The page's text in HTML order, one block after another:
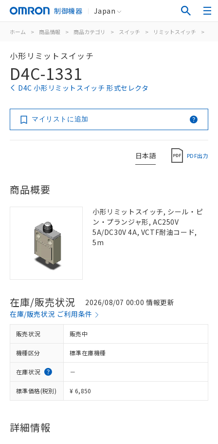
制御機器 Japan
ホーム > 商品情報 > 商品カテゴリ > スイッチ > リミットスイッチ >
小形リミットスイッチ
D4C-1331
D4C 小形リミットスイッチ 形式セレクタ
マイリストに追加
日本語 PDF出力
商品概要
小形リミットスイッチ, シール・ピ
ン・プランジャ形, AC250V
5A/DC30V 4A, VCTF耐油コード,
5m
在庫/販売状況
2026/08/07 00:00 情報更新
在庫/販売状況 ご利用条件
販売状況 販売中
機種区分 標準在庫機種
在庫状況 －
標準価格(税別) ¥ 6,850
詳細情報